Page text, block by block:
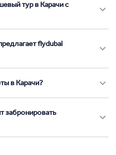
тур в Карачи с
flydubai
в Карачи?
забронировать